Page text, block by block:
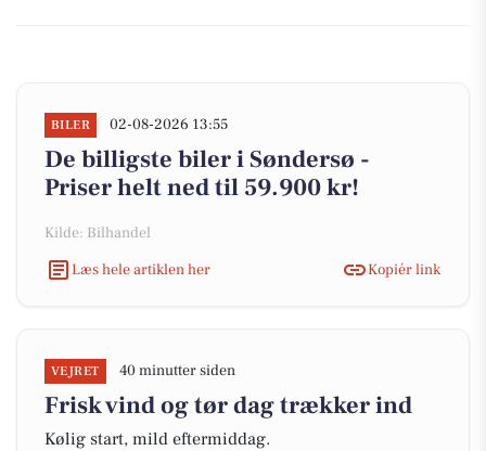
BILER 02-08-2026 13:55
De billigste biler i Søndersø -
Priser helt ned til 59.900 kr!
Kilde: Bilhandel
Læs hele artiklen her
Kopiér link
VEJRET 40 minutter siden
Frisk vind og tør dag trækker ind
Kølig start, mild eftermiddag.